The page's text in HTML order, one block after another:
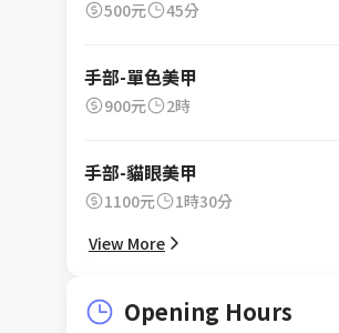
500元 45分
手部-單色美甲
900元 2時
手部-貓眼美甲
1100元
1時30分
View More
Opening Hours